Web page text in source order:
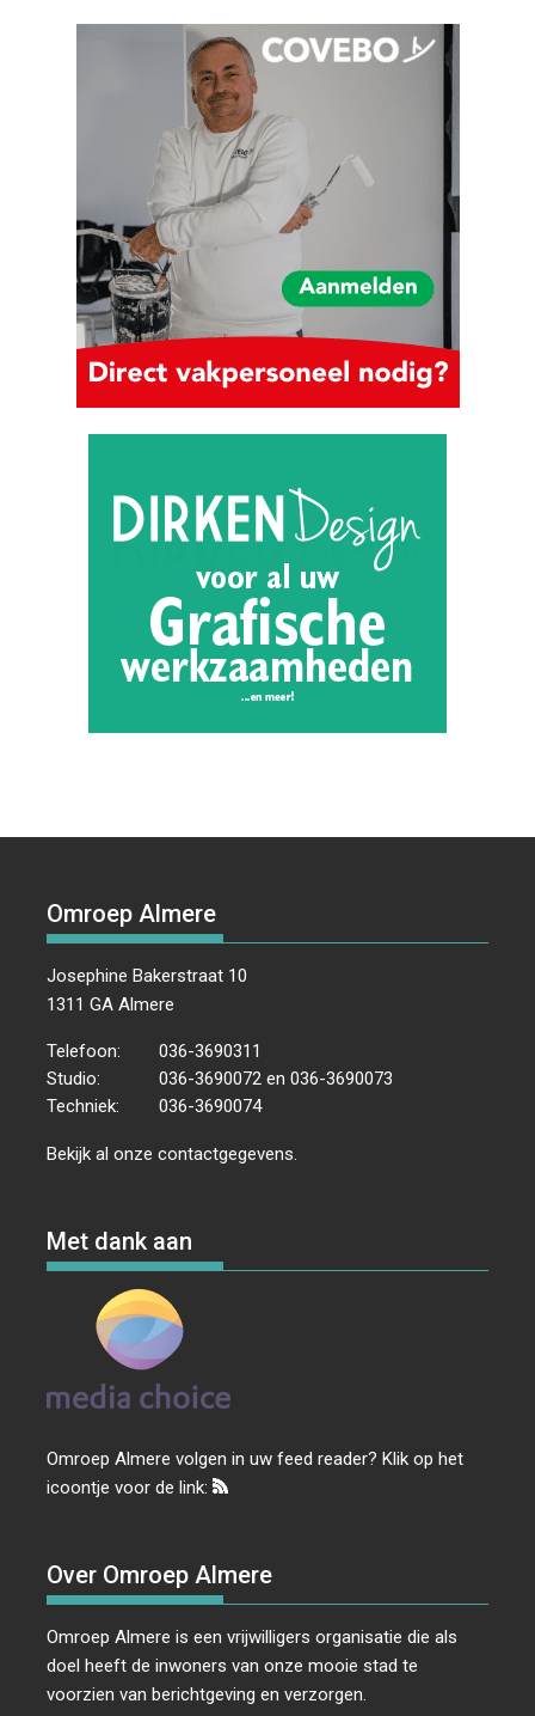
Omroep Almere
Josephine Bakerstraat 10
1311 GA Almere
Telefoon:
036-3690311
Studio:
036-3690072 en 036-3690073
Techniek:
036-3690074
Bekijk al onzecontactgegevens
Met dank aan
Omroep Almere volgen in uw feed reader? Klik op het
icoontje voor de link:
Over Omroep Almere
Omroep Almere is een vrijwilligers organisatie die als
doel heeft de inwoners van onze mooie stad te
voorzien van berichtgeving en verzorgen.